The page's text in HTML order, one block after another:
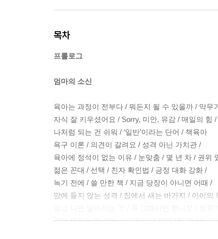
목차
프롤로그
엄마의 소신
육아는 과정이 전부다 / 뭐든지 될 수 있을까 / 막무
자식 잘 키우셨어요 / Sorry, 미안, 유감 / 매일의 힘
나처럼 되는 건 쉬워 / ‘일반’이라는 단어 / 책육아
욕구 이론 / 의견이 갈려요 / 성격 아닌 가치관 /
육아에 정석이 없는 이유 / 눈맞춤 / 몇 년 차 / 권위
젊은 꼰대 / 선택 / 친자 확인법 / 긍정 대화 강화 /
녹기 전에 / 쓸 만한 책 / 지금 당장이 아니면 어때 /
맘에 들지 않는 성격 / 집에서 새는 바가지 / 아이의
공부 못하는 게 죄는 아니잖아요 / 답답한 게 아니